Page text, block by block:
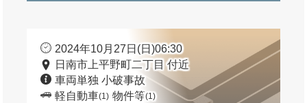
2024年10月27日(日)06:30
日南市上平野町二丁目 付近
車両単独 小破事故
軽自動車(1) 物件等(1)